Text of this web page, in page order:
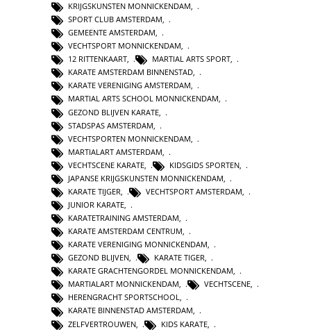
KRIJGSKUNSTEN MONNICKENDAM,
SPORT CLUB AMSTERDAM,
GEMEENTE AMSTERDAM,
VECHTSPORT MONNICKENDAM,
12 RITTENKAART, MARTIAL ARTS SPORT,
KARATE AMSTERDAM BINNENSTAD,
KARATE VERENIGING AMSTERDAM,
MARTIAL ARTS SCHOOL MONNICKENDAM,
GEZOND BLIJVEN KARATE
STADSPAS AMSTERDAM
VECHTSPORTEN MONNICKENDAM
MARTIALART AMSTERDAM
VECHTSCENE KARATE
KIDSGIDS SPORTEN
JAPANSE KRIJGSKUNSTEN MONNICKENDAM
KARATE TIJGER
VECHTSPORT AMSTERDAM
JUNIOR KARATE
KARATETRAINING AMSTERDAM,
KARATE AMSTERDAM CENTRUM,
KARATE VERENIGING MONNICKENDAM,
GEZOND BLIJVEN, KARATE TIGER,
KARATE GRACHTENGORDEL MONNICKENDAM,
MARTIALART MONNICKENDAM, VECHTSCENE,
HERENGRACHT SPORTSCHOOL,
KARATE BINNENSTAD AMSTERDAM,
ZELFVERTROUWEN
KIDS KARATE